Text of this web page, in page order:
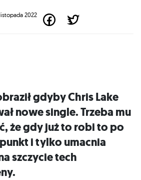
2022
gdybyChris Lake
nowe single. Trzeba mu
że gdy już to robi to po
i tylko umacnia
szczycie tech